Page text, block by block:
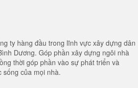
ty hàng đầu trong lĩnh vực xây dựng dân
Dương. Góp phần xây dựng ngôi nhà
thời góp phần vào sự phát triển và
sống của mọi nhà.